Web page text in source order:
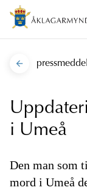
i Umeå
Den man som
mord i Umeå